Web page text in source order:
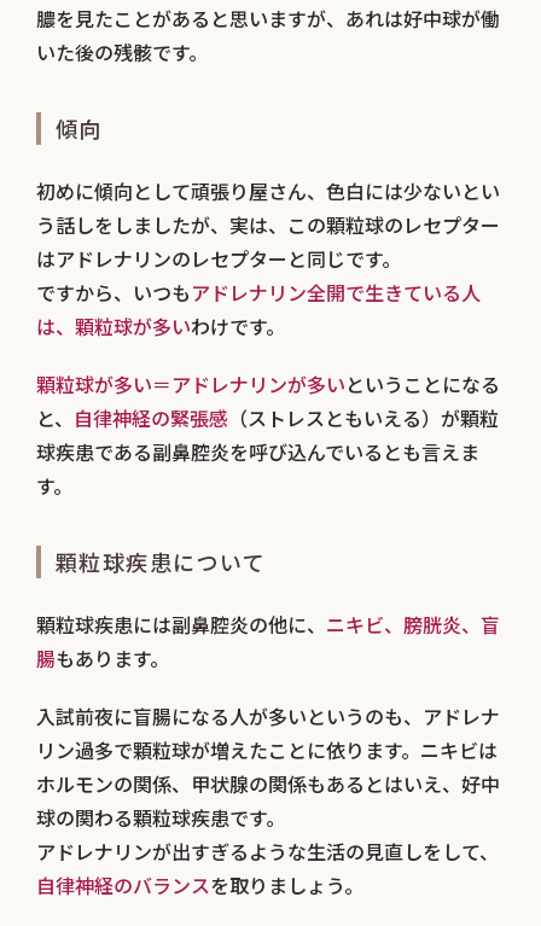
膿を見たことがあると思いますが、あれは好中球が働
いた後の残骸です。
傾向
初めに傾向として頑張り屋さん、色白には少ないとい
う話しをしましたが、実は、この顆粒球のレセプター
はアドレナリンのレセプターと同じです。
ですから、いつもアドレナリン全開で生きている人
は、顆粒球が多いわけです。
顆粒球が多い＝アドレナリンが多いということになる
と、 自律神経の緊張感 （ストレスともいえる）が顆粒
球疾患である副鼻腔炎を呼び込んでいるとも言えま
す。
顆粒球疾患について
顆粒球疾患には副鼻腔炎の他に、 ニキビ、膀胱炎、盲
腸もあります。
入試前夜に盲腸になる人が多いというのも、アドレナ
リン過多で顆粒球が増えたことに依ります。ニキビは
ホルモンの関係、甲状腺の関係もあるとはいえ、好中
球の関わる顆粒球疾患です。
アドレナリンが出すぎるような生活の見直しをして、
自律神経のバランスを取りましょう。